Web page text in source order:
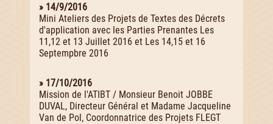
» 14/9/2016
Mini Ateliers des Projets de Textes des Décrets
d'application avec les Parties Prenantes Les
11,12 et 13 Juillet 2016 et Les 14,15 et 16
Septempbre 2016
» 17/10/2016
Mission de l'ATIBT / Monsieur Benoit JOBBE
DUVAL, Directeur Général et Madame Jacqueline
Van de Pol, Coordonnatrice des Projets FLEGT